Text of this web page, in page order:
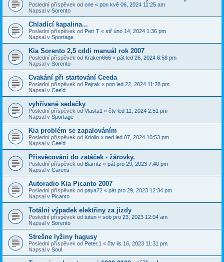
Poslední příspěvek od one « pon kvě 06, 2024 11:25 am
Napsal v Sorento
Chladící kapalina...
Poslední příspěvek od Petr T « stř úno 14, 2024 1:36 pm
Napsal v Sportage
Kia Sorento 2,5 cddi manuál rok 2007
Poslední příspěvek od Kraken666 « pát led 26, 2024 6:58 pm
Napsal v Sorento
Cvakání při startování Ceeda
Poslední příspěvek od Pejrak « pon led 22, 2024 11:28 pm
Napsal v Cee'd
vyhřívané sedačky
Poslední příspěvek od Vlasta1 « čtv led 11, 2024 2:51 pm
Napsal v Sportage
Kia problém se zapalováním
Poslední příspěvek od Kriolin « ned led 07, 2024 10:53 pm
Napsal v Cee'd
Přisvěcování do zatáček - žárovky.
Poslední příspěvek od Biarritz « pát pro 29, 2023 7:40 pm
Napsal v Carens
Autoradio Kia Picanto 2007
Poslední příspěvek od paya72 « pát pro 29, 2023 12:34 pm
Napsal v Picanto
Totální výpadek elektřiny za jízdy
Poslední příspěvek od tutun « sob pro 23, 2023 12:04 am
Napsal v Sorento
Strešne lyžiny hagusy
Poslední příspěvek od Peter.1 « čtv lis 16, 2023 11:31 pm
Napsal v Soul